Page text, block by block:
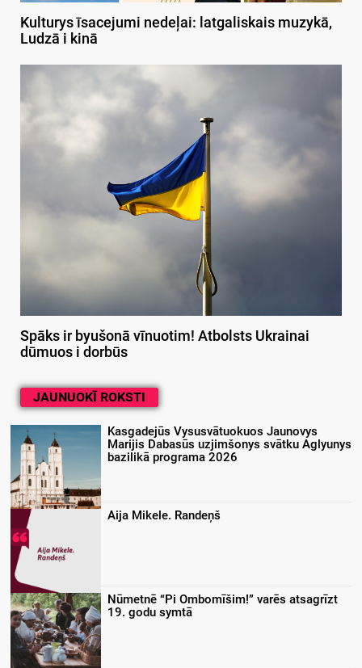
Kulturys īsacejumi nedeļai: latgaliskais muzykā,
Ludzā i kinā
Spāks ir byušonā vīnuotim! Atbolsts Ukrainai
dūmuos i dorbūs
JAUNUOKĪ ROKSTI
Kasgadejūs Vysusvātuokuos Jaunovys
Marijis Dabasūs uzjimšonys svātku Aglyunys
bazilikā programa 2026
Aija Mikele. Randeņš
Nūmetnē “Pi Ombomīšim!” varēs atsagrīzt
19. godu symtā